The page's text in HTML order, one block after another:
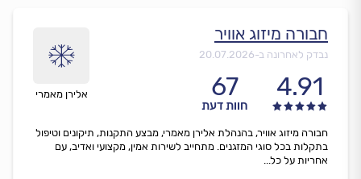
אלירן מאמרי
חבורה מיזוג אוויר
נבדק לאחרונה ב-20.07.2026
4.91
67
חוות דעת
חבורה מיזוג אוויר, בהנהלת אלירן מאמרי, מבצע התקנות, תיקונים וטיפול
בתקלות בכל סוגי המזגנים. מתחייב לשירות אמין, מקצועי ואדיב, עם
אחריות על כל...